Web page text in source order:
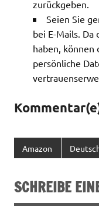
zurückgeben.
Seien Sie
bei E-Mails. Da
haben, können
persönliche
Amazon
SCHREIBE